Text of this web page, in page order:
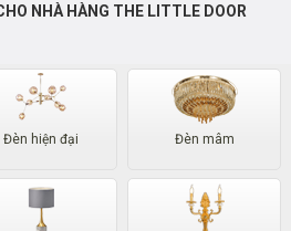
NHÀ HÀNG THE LITTLE DOOR
Đèn hiện đại Đèn mâm